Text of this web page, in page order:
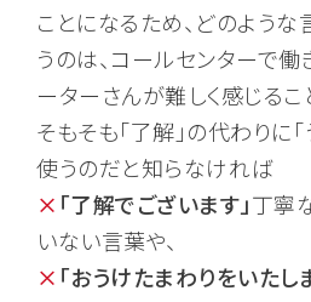
ことになるため、どのよう
うのは、コールセンターで
ーターさんが難しく感じるこ
そもそも「了解」の代わりに
使うのだと知らなければ
× 「了解でございます」丁寧
いない言葉や、
× 「おうけたまわりをいたし